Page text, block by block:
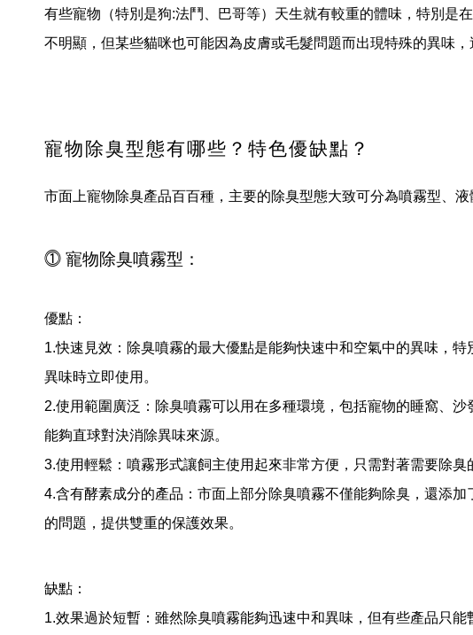
有些寵物（特別是狗:法鬥、巴哥等）天生就有較重的體味，特別是
不明顯，但某些貓咪也可能因為皮膚或毛髮問題而出現特殊的異味，
寵物除臭型態有哪些？特色優缺點？
市面上寵物除臭產品百百種，主要的除臭型態大致可分為噴霧型、
⓵ 寵物除臭噴霧型：
優點：
1.快速見效 ：除臭噴霧的最大優點是能夠快速中和空氣中的異味，
異味時立即使用。
2.使用範圍廣泛 ：除臭噴霧可以用在多種環境，包括寵物的睡窩、
能夠直球對決消除異味來源。
3.使用輕鬆： 噴霧形式讓飼主使用起來非常方便，只需對著需要除
4.含有酵素成分的產品： 市面上部分除臭噴霧不僅能夠除臭，還添
的問題，提供雙重的保護效果。
缺點：
1.效果過於短暫： 雖然除臭噴霧能夠迅速中和異味，但有些產品只